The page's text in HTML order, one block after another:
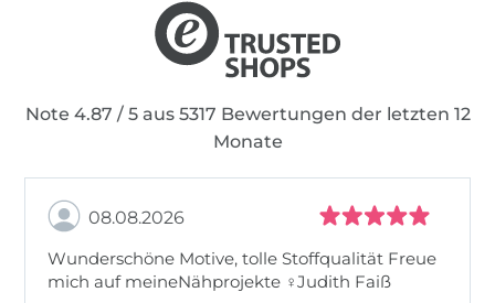
Note 4.87 / 5 aus 5317 Bewertungen der letzten 12
Monate
08.08.2026
Wunderschöne Motive, tolle Stoffqualität Freue
mich auf meineNähprojekte ♀Judith Faiß